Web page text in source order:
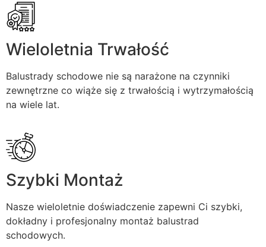
Wieloletnia Trwałość
Balustrady schodowe nie są narażone na czynniki
zewnętrzne co wiąże się z trwałością i wytrzymałością
na wiele lat.
Szybki Montaż
Nasze wieloletnie doświadczenie zapewni Ci szybki,
dokładny i profesjonalny montaż balustrad
schodowych.